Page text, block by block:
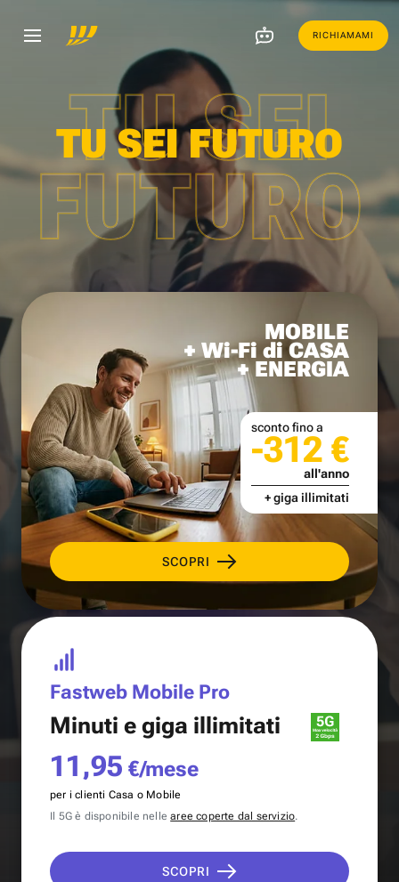
RICHIAMAMI
TU SEI
FUTURO
TU SEI FUTURO
MOBILE
+ Wi-Fi di CASA
+ ENERGIA
SCOPRI
sconto fino a
-312 €
all'anno
+ giga illimitati
Fastweb Mobile Pro
Minuti e giga illimitati
11,95 €/mese
per i clienti Casa o Mobile
Il 5G è disponibile nellearee coperte dal servizio.
SCOPRI